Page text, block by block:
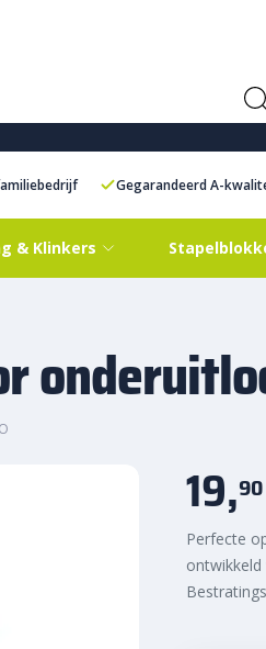
Gegarandeerd A-
& Klinkers
19,90
Perfecte